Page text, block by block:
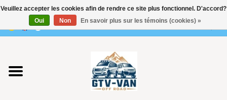
0 Articles - €0,00
Utilisez
les
flèches
haut
et
bas
pour
Vito / classe V - 447
Veuillez accepter les cookies afin de rendre ce site plus fonctionnel. D'accord?
Oui
Non En savoir plus sur les témoins (cookies) »